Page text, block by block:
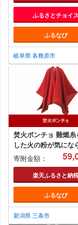
ふるさとチョイス
ふるなび
岐阜県 各務原市
焚火ポンチョ 難燃糸
した火の粉が気にな
焚き火ポンチョ キ
59,000 円
寄附金額：
楽天ふるさと納
ふるなび
新潟県 三条市